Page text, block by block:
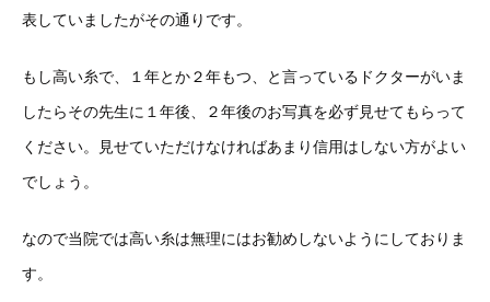
表していましたがその通りです。
もし高い糸で、１年とか２年もつ、と言っているドクターがいま
したらその先生に１年後、２年後のお写真を必ず見せてもらって
ください。見せていただけなければあまり信用はしない方がよい
でしょう。
なので当院では高い糸は無理にはお勧めしないようにしておりま
す。